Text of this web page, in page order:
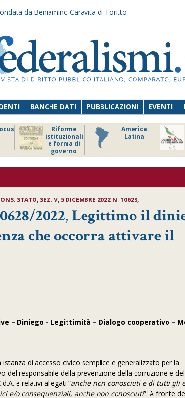
da Beniamino Caravita di Toritto
BANCHE DATI PUBBLICAZIONI EVENTI
Riforme
istituzionali
e forma di
governo
America
Latina
STATO, SEZ. V, 5 DICEMBRE 2022 N. 10628,
2022, Legittimo il
che occorra attivare il
– Diniego - Legittimità – Dialogo cooperativo –
di accesso civico semplice e generalizzato per la
del responsabile della prevenzione della corruzione e
e relativi allegati “anche non conosciuti e di tutti gli
e/o consequenziali, anche non conosciuti”. A fronte